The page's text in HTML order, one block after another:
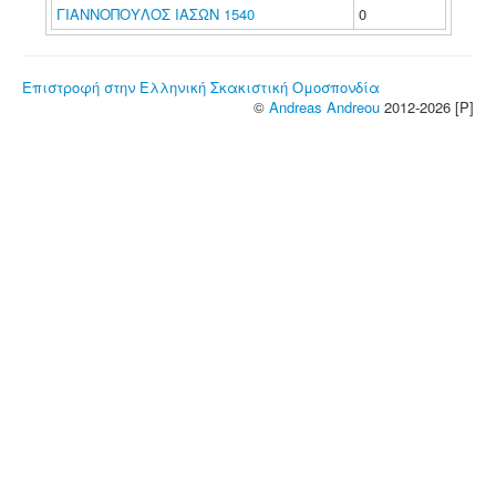
ΓΙΑΝΝΟΠΟΥΛΟΣ ΙΑΣΩΝ 1540 0
Επιστροφή στην Ελληνική Σκακιστική Ομοσπονδία
© Andreas Andreou 2012-2026 [P]